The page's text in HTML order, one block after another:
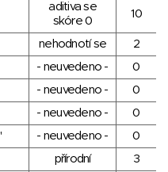
aditiva se
skóre 0
10
nehodnotí se
2
- neuvedeno -
0
- neuvedeno -
0
- neuvedeno -
0
- neuvedeno -
0
přírodní 3